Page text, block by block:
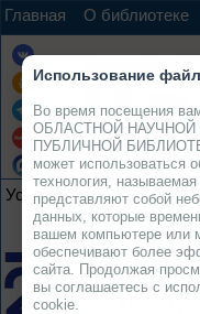
Главная О библиотеке
Услуги Ресурсы
Использование
Во время посещения
ОБЛАСТНОЙ
ПУБЛИЧНОЙ
может использоваться
технология,
представляют собой
данных, которые
вашем компьютере или
обеспечивают более
сайта. Продолжая
вы соглашаетесь с
cookie.